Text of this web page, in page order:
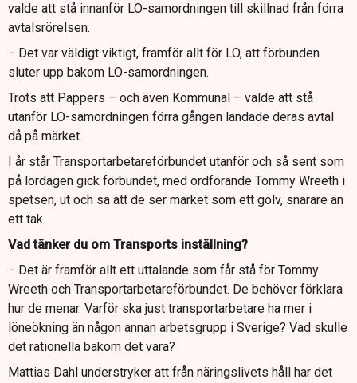
valde att stå innanför LO-samordningen till skillnad från förra
avtalsrörelsen.
− Det var väldigt viktigt, framför allt för LO, att förbunden
sluter upp bakom LO-samordningen.
Trots att Pappers – och även Kommunal – valde att stå
utanför LO-samordningen förra gången landade deras avtal
då på märket.
I år står Transportarbetareförbundet utanför och så sent som
på lördagen gick förbundet, med ordförande Tommy Wreeth i
spetsen, ut och sa att de ser märket som ett golv, snarare än
ett tak.
Vad tänker du om Transports inställning?
− Det är framför allt ett uttalande som får stå för Tommy
Wreeth och Transportarbetareförbundet. De behöver förklara
hur de menar. Varför ska just transportarbetare ha mer i
löneökning än någon annan arbetsgrupp i Sverige? Vad skulle
det rationella bakom det vara?
Mattias Dahl understryker att från näringslivets håll har det